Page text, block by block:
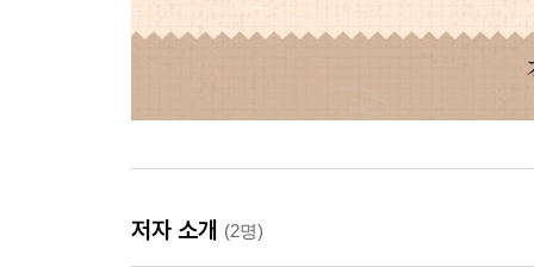
저자 소개 (2명)